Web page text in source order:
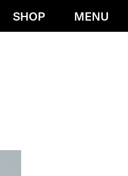
SHOP MENU